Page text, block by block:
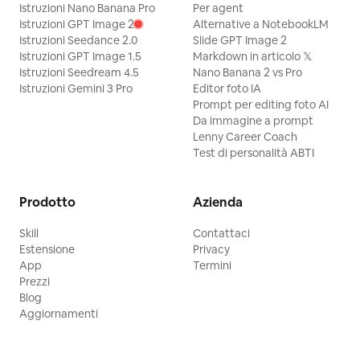
Istruzioni Nano Banana Pro
Istruzioni GPT Image 2
Istruzioni Seedance 2.0
Istruzioni GPT Image 1.5
Istruzioni Seedream 4.5
Istruzioni Gemini 3 Pro
Per agent
Alternative a NotebookLM
Slide GPT Image 2
Markdown in articolo 𝕏
Nano Banana 2 vs Pro
Editor foto IA
Prompt per editing foto AI
Da immagine a prompt
Lenny Career Coach
Test di personalità ABTI
Prodotto
Skill
Estensione
App
Prezzi
Blog
Aggiornamenti
Azienda
Contattaci
Privacy
Termini